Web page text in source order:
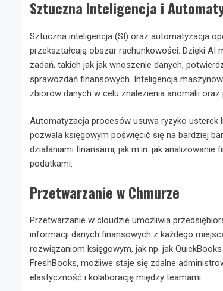
Sztuczna Inteligencja i
Sztuczna inteligencja (SI) oraz automatyzacja
przekształcają obszar rachunkowości. Dzięki
zadań, takich jak jak wnoszenie danych,
sprawozdań finansowych. Inteligencja
zbiorów danych w celu znalezienia anomalii
Automatyzacja procesów usuwa ryzyko usterek
pozwala księgowym poświęcić się na bardziej
działaniami finansami, jak m.in. jak
podatkami.
Przetwarzanie w Chmurze
Przetwarzanie w cloudzie umożliwia
informacji danych finansowych z każdego
rozwiązaniom księgowym, jak np. jak
FreshBooks, możliwe staje się zdalne
elastyczność i kolaborację między teamami.